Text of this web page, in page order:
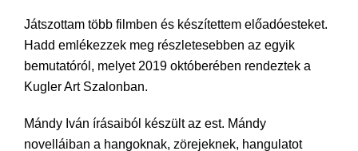
Játszottam több filmben és készítettem előadóesteket.
Hadd emlékezzek meg részletesebben az egyik
bemutatóról, melyet 2019 októberében rendeztek a
Kugler Art Szalonban.
Mándy Iván írásaiból készült az est. Mándy
novelláiban a hangoknak, zörejeknek, hangulatot